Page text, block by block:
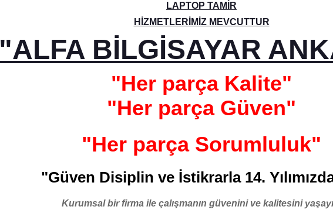
LAPTOP TAMİR
HİZMETLERİMİZ MEVCUTTUR
"ALFA BİLGİSAYAR
"Her parça Kalite"
"Her parça Güven"
"Her parça Sorumluluk"
"Güven Disiplin ve İstikrarla 14.
Kurumsal bir firma ile çalışmanın güvenini ve kalitesini